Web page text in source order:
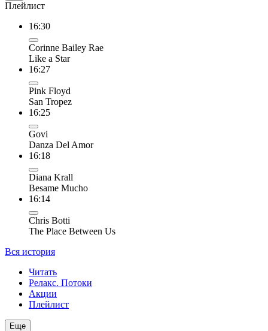
Плейлист
16:30
Corinne Bailey Rae
Like a Star
16:27
Pink Floyd
San Tropez
16:25
Govi
Danza Del Amor
16:18
Diana Krall
Besame Mucho
16:14
Chris Botti
The Place Between Us
Вся история
Читать
Релакс. Потоки
Акции
Плейлист
Еще